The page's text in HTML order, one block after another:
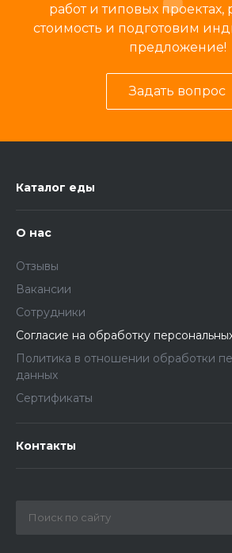
работ и типовых проектах,
стоимость и подготовим
предложение!
Задать вопрос
Каталог еды
О нас
Отзывы
Вакансии
Сотрудники
Согласие на обработку
Политика в отношении обработки
данных
Сертификаты
Контакты